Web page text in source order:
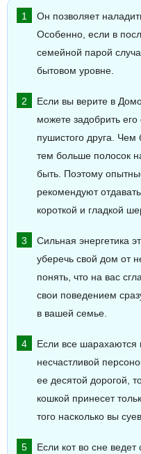
Он позволяет
Особенно, если в
семейной парой
бытовом уровне.
Если вы верите в
можете задобрить
пушистого друга.
тем больше полосок
быть. Поэтому
рекомендуют
короткой и гладкой
Сильная энергетика
уберечь свой дом от
понять, что на вас
свои поведением
в вашей семье.
Если все шарахаются
несчастливой
ее десятой дорогой,
кошкой принесет
того насколько вы
Если кот во сне